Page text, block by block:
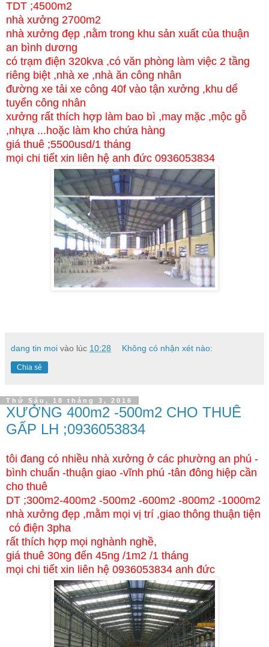
TDT ;4500m2
nhà xưởng 2700m2
nhà xưởng đẹp ,nằm trong khu sản xuất của thuận
an bình dương
có trạm điện 320kva ,có văn phòng làm việc 2 tầng
riêng biệt ,nhà xe ,nhà ăn công nhân
đường xe tải xe công 40f vào tận xưởng ,khu dể
tuyển công nhân
xưởng rất thích hợp làm bao bì ,may mặc ,mộc gỗ
,nhựa ...hoặc làm kho chứa hàng
giá thuê ;5500usd/1 tháng
mọi chi tiết xin liên hệ anh đức 0936053834
dang tin moi vào lúc 10:28 Không có nhận xét nào:
Chia sẻ
Thứ Sáu, 18 tháng 3, 2016
XƯỞNG 400m2 -500m2 CHO THUÊ
GẤP LH ;0936053834
tôi đang có nhiều nhà xưởng ở các phường an phú -
bình chuẩn -thuận giao -vĩnh phú -tân đông hiệp cần
cho thuê
DT ;300m2-400m2 -500m2 -600m2 -800m2 -1000m2
nhà xưởng đẹp ,mằm mọi vị trí ,giao thông thuận tiện
có điện 3pha
rất thích hợp mọi nghành nghề,
giá thuê 30ng đến 45ng /1m2 /1 tháng
mọi chi tiết xin liên hệ 0936053834 anh đức